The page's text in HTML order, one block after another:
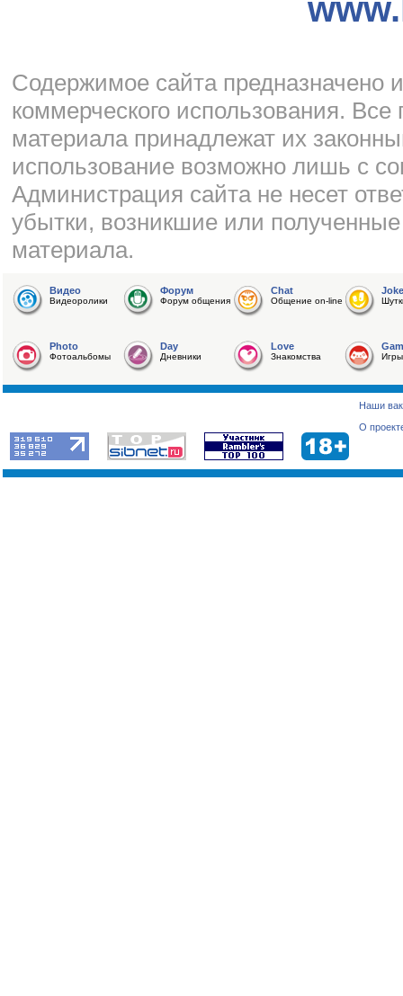
Cодержимое сайта предназначено
коммерческого использования.
материала принадлежат их
использование возможно лишь с
Администрация сайта не несет
убытки, возникшие или
материала.
Видео
Видеоролики
Форум
Форум общения
Chat
Общение on-line
Joke
Photo
Фотоальбомы
Day
Дневники
Love
Знакомства Игры
Наши
О